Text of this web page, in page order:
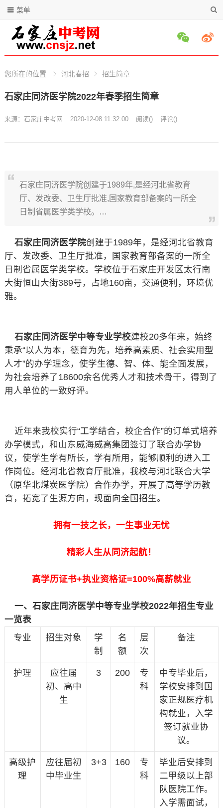
菜单
您所在的位置 河北春招 招生简章
石家庄同济医学院2022年春季招生简章
来源： 石家庄中考网 2020-12-08 11:32:00 阅读() 评论()
石家庄同济医学院创建于1989年,是经河北省教育
厅、发改委、卫生厅批准,国家教育部备案的一所全
日制省属医学类学校。…
石家庄同济医学院创建于1989年，是经河北省教育
厅、发改委、卫生厅批准，国家教育部备案的一所全
日制省属医学类学校。学校位于石家庄开发区太行南
大街恒山大街389号，占地160亩，交通便利，环境优
雅。
石家庄同济医学中等专业学校建校20多年来，始终
秉承“以人为本，德育为先，培养高素质、社会实用型
人才”的办学理念，使学生德、智、体、能全面发展，
为社会培养了18600余名优秀人才和技术骨干，得到了
用人单位的一致好评。
近年来我校实行“工学结合，校企合作”的订单式培养
办学模式，和山东威海威高集团签订了联合办学协
议，使学生学有所长，学有所用，能够顺利的进入工
作岗位。经河北省教育厅批准，我校与河北联合大学
（原华北煤炭医学院）合作办学，开展了高等学历教
育，拓宽了生源方向，现面向全国招生。
拥有一技之长，一生事业无忧
精彩人生从同济起航！
高学历证书+执业资格证=100%高薪就业
一、石家庄同济医学中等专业学校2022年招生专业
一览表
专业
招生对象
学
制
名
额
层
次
备注
护理
应往届
初、高中
生
3 200
专
科
中专毕业后，
学校安排到国
家正规医疗机
构就业，入学
签订就业协
议。
高级护
理
应往届初
中毕业生
3+3 160
专
科
毕业后安排到
二甲级以上部
队医院工作。
入学需面试，